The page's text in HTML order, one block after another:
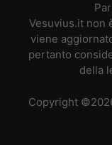
Vesuvius.it non
viene
pertanto
della
Copyright